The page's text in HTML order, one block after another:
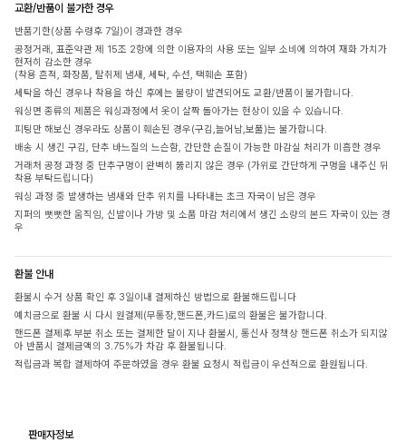
교환/반품이 불가한 경우
반품기한(상품 수령후 7일)이 경과한 경우
공정거래, 표준약관 제 15조 2항에 의한 이용자의 사용 또는 일부 소비에 의하여 재화 가치가
현저히 감소한 경우
(착용 흔적, 화장품, 탈취제 냄새, 세탁, 수선, 택훼손 포함)
세탁을 하신 경우나 착용을 하신 후에는 불량이 발견되어도 교환/반품이 불가합니다.
워싱면 종류의 제품은 워싱과정에서 옷이 살짝 돌아가는 현상이 있을 수 있습니다.
피팅만 해보신 경우라도 상품이 훼손된 경우(구김,늘어남,보풀)는 불가합니다.
배송 시 생긴 구김, 단추 바느질의 느슨함, 간단한 손질이 가능한 마감실 처리가 미흡한 경우
거래처 공정 과정 중 단추구멍이 완벽히 뚫리지 않은 경우 (가위로 간단하게 구멍을 내주신 뒤
착용 부탁드립니다)
워싱 과정 중 발생하는 냄새와 단추 위치를 나타내는 초크 자국이 남은 경우
지퍼의 뻣뻣한 움직임, 신발이나 가방 및 소품 마감 처리에서 생긴 소량의 본드 자국이 있는 경
우
환불 안내
환불시 수거 상품 확인 후 3일이내 결제하신 방법으로 환불해드립니다
예치금으로 환불 시 다시 원결제(무통장,핸드폰,카드)로의 환불은 불가합니다.
핸드폰 결제후 부분 취소 또는 결제한 달이 지나 환불시, 통신사 정책상 핸드폰 취소가 되지않
아 반품시 결제금액의 3.75%가 차감 후 환불됩니다.
적립금과 복합 결제하여 주문하였을 경우 환불 요청시 적립금이 우선적으로 환원됩니다.
판매자정보